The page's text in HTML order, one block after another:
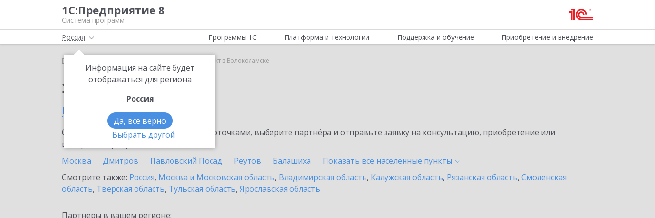
1С:Предприятие 8
Система программ
Россия
Информация на сайте будет
отображаться для региона
Россия
Да, все верно
Выбрать другой
Программы 1С Платформа и технологии Поддержка и обучение Приобретение и внедрение
Главная 1С-Коннект в Волоколамске
Заказать 1С-Коннект
в Волоколамске
Ознакомьтесь с информационными карточками, выберите партнёра и отправьте заявку на консультацию, приобретение или
внедрение продукта.
Москва
Дмитров Павловский Посад Реутов Балашиха Показать все населенные пункты
Смотрите также: Россия, Москва и Московская область, Владимирская область, Калужская область, Рязанская область, Смоленская
область, Тверская область, Тульская область, Ярославская область
Партнеры в вашем регионе: